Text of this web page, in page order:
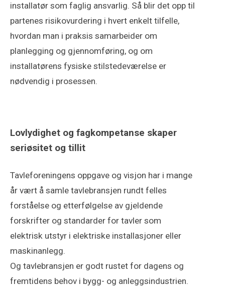
installatør som faglig ansvarlig. Så blir det opp til
partenes risikovurdering i hvert enkelt tilfelle,
hvordan man i praksis samarbeider om
planlegging og gjennomføring, og om
installatørens fysiske stilstedeværelse er
nødvendig i prosessen.
Lovlydighet og fagkompetanse skaper
seriøsitet og tillit
Tavleforeningens oppgave og visjon har i mange
år vært å samle tavlebransjen rundt felles
forståelse og etterfølgelse av gjeldende
forskrifter og standarder for tavler som
elektrisk utstyr i elektriske installasjoner eller
maskinanlegg.
Og tavlebransjen er godt rustet for dagens og
fremtidens behov i bygg- og anleggsindustrien.